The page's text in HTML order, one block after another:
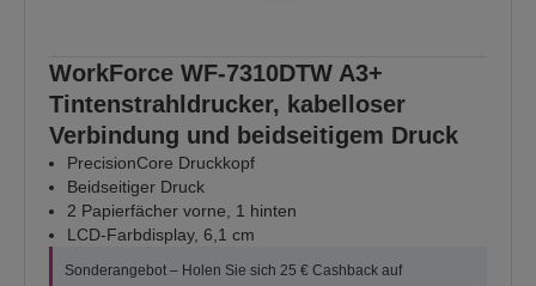
WorkForce WF-7310DTW A3+
Tintenstrahldrucker, kabelloser
Verbindung und beidseitigem Druck
PrecisionCore Druckkopf
Beidseitiger Druck
2 Papierfächer vorne, 1 hinten
LCD-Farbdisplay, 6,1 cm
Sonderangebot – Holen Sie sich 25 € Cashback auf